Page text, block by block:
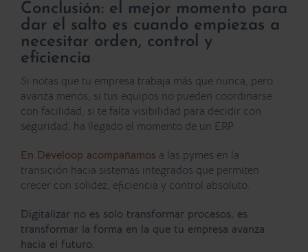
Conclusión: el mejor momento para
dar el salto es cuando empiezas a
necesitar orden, control y
eficiencia
Si notas que tu empresa trabaja más que nunca, pero
avanza menos, si tus equipos no pueden coordinarse
con facilidad, si te falta visibilidad para decidir con
seguridad, ha llegado el momento de un ERP.
En Develoop acompañamos a las pymes en la
transición hacia sistemas integrados que permiten
crecer con solidez, eficiencia y control absoluto.
Digitalizar no es solo transformar procesos, es
transformar la forma en la que tu empresa avanza
hacia el futuro.